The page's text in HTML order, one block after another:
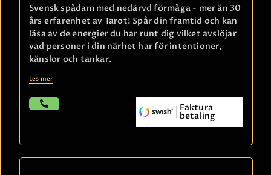
Svensk spådam med nedärvd förmåga - mer än 30
års erfarenhet av Tarot! Spår din framtid och kan
läsa av de energier du har runt dig vilket avslöjar
vad personer i din närhet har för intentioner,
känslor och tankar.
Les mer
Faktura
betaling